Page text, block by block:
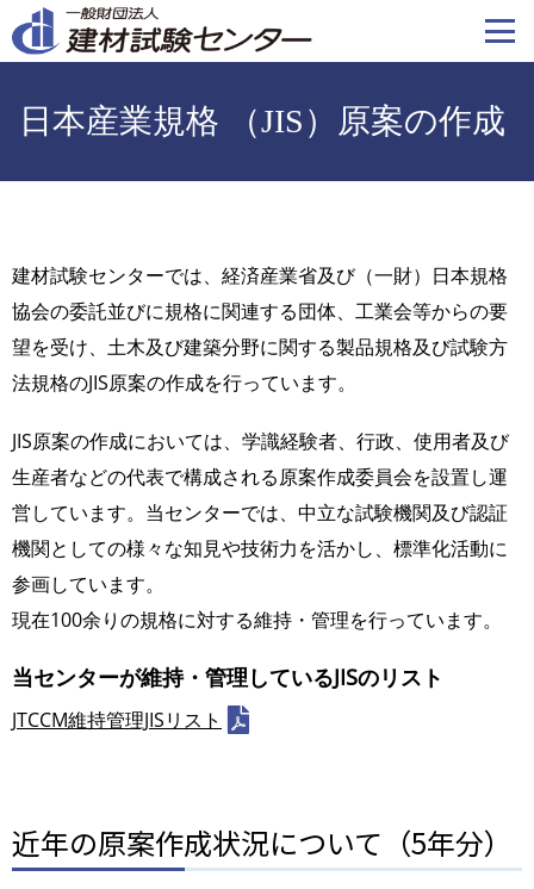
イ
移
動
日本産業規格 （JIS）原案の作成
建材試験センターでは、経済産業省及び（一財）日本規格
協会の委託並びに規格に関連する団体、工業会等からの要
望を受け、土木及び建築分野に関する製品規格及び試験方
法規格のJIS原案の作成を行っています。
JIS原案の作成においては、学識経験者、行政、使用者及び
生産者などの代表で構成される原案作成委員会を設置し運
営しています。当センターでは、中立な試験機関及び認証
機関としての様々な知見や技術力を活かし、標準化活動に
参画しています。
現在100余りの規格に対する維持・管理を行っています。
当センターが維持・管理しているJISのリスト
JTCCM維持管理JISリスト
近年の原案作成状況について（5年分）